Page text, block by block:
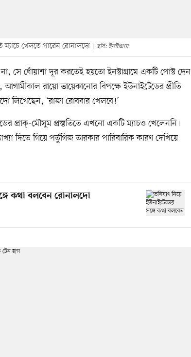
ম্যাচে খেলতে পারেন রোনালদো ছবি: ইনস্টাগ্রাম
সে ধোঁয়াশা দূর করতেই হয়তো ইনস্টাগ্রামে একটি পোস্ট দেন
আগামীকাল রায়ো ভায়েকানোর বিপক্ষে ইউনাইটেডের প্রীতি
লিখেছেন, ‘রাজা রোববার খেলবে!’
প্রাক্-মৌসুম প্রস্তুতিতে এখনো একটি ম্যাচও খেলেননি।
দিতে গিয়ে পর্তুগিজ তারকার পারিবারিক কারণ দেখিয়ে
কথা বলবেন রোনালদো